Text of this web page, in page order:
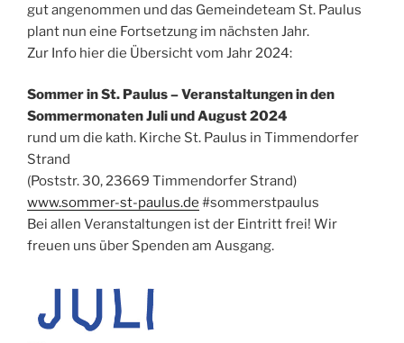
gut angenommen und das Gemeindeteam St. Paulus
plant nun eine Fortsetzung im nächsten Jahr.
Zur Info hier die Übersicht vom Jahr 2024:
Sommer in St. Paulus – Veranstaltungen in den
Sommermonaten Juli und August 2024
rund um die kath. Kirche St. Paulus in Timmendorfer
Strand
(Poststr. 30, 23669 Timmendorfer Strand)
www.sommer-st-paulus.de #sommerstpaulus
Bei allen Veranstaltungen ist der Eintritt frei! Wir
freuen uns über Spenden am Ausgang.